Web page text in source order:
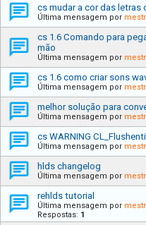
cs mudar a cor das letras
Última mensagem por
cs 1.6 Comando para
mão
Última mensagem por
cs 1.6 como criar sons
Última mensagem por
melhor solução para
Última mensagem por
cs WARNING
Última mensagem por
hlds changelog
Última mensagem por
rehlds tutorial
Última mensagem por
Respostas: 1